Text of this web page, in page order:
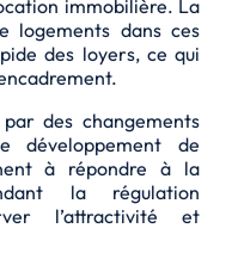
immobilière. La
logements dans ces
des loyers, ce qui
des changements
développement de
à répondre à la
la régulation
l’attractivité et